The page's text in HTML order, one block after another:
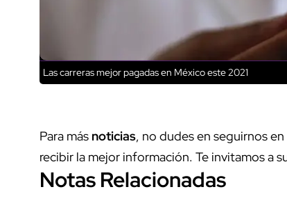
Las carreras mejor pagadas en México este 2021
Para más noticias, no dudes en seguirnos
recibir la mejor información. Te invitamos a
Notas Relacionadas